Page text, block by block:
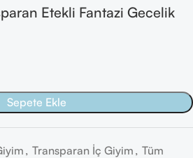
Etekli Fantazi Gecelik
Sepete Ekle
, Transparan İç Giyim , Tüm